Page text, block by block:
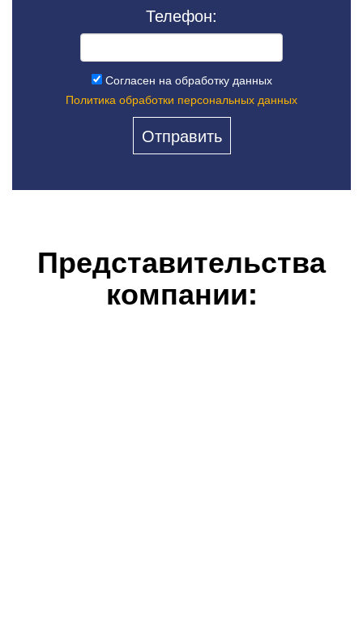
Телефон:
Согласен на обработку данных
Политика обработки персональных данных
Представительства
компании: